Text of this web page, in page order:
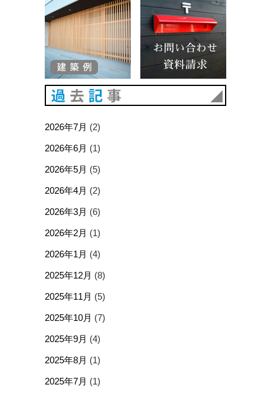
2026年7月 (2)
2026年6月 (1)
2026年5月 (5)
2026年4月 (2)
2026年3月 (6)
2026年2月 (1)
2026年1月 (4)
2025年12月 (8)
2025年11月 (5)
2025年10月 (7)
2025年9月 (4)
2025年8月 (1)
2025年7月 (1)